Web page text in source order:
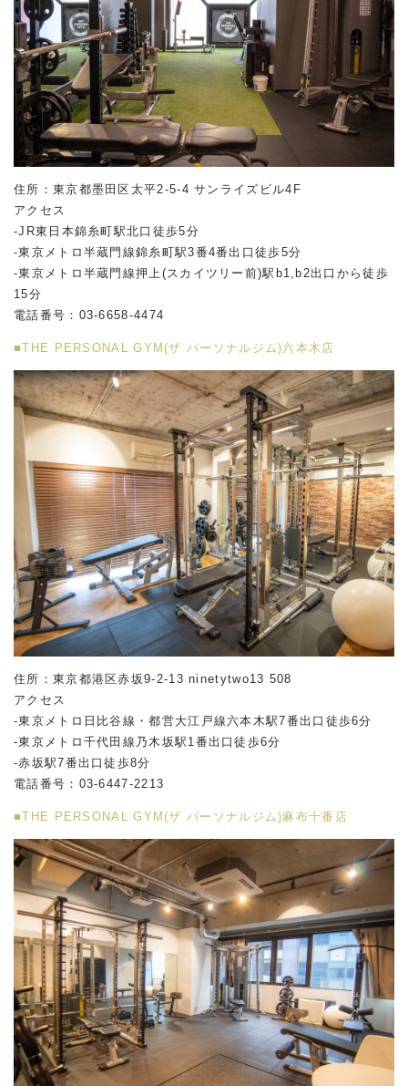
住所：東京都墨田区太平2-5-4 サンライズビル4F
アクセス
-JR東日本錦糸町駅北口徒歩5分
-東京メトロ半蔵門線錦糸町駅3番4番出口徒歩5分
-東京メトロ半蔵門線押上(スカイツリー前)駅b1,b2出口から徒歩
15分
電話番号：03-6658-4474
■THE PERSONAL GYM(ザ パーソナルジム)六本木店
住所：東京都港区赤坂9-2-13 ninetytwo13 508
アクセス
-東京メトロ日比谷線・都営大江戸線六本木駅7番出口徒歩6分
-東京メトロ千代田線乃木坂駅 1 番出口徒歩6分
-赤坂駅7番出口徒歩8分
電話番号： 03-6447-2213
■THE PERSONAL GYM(ザ パーソナルジム)麻布十番店